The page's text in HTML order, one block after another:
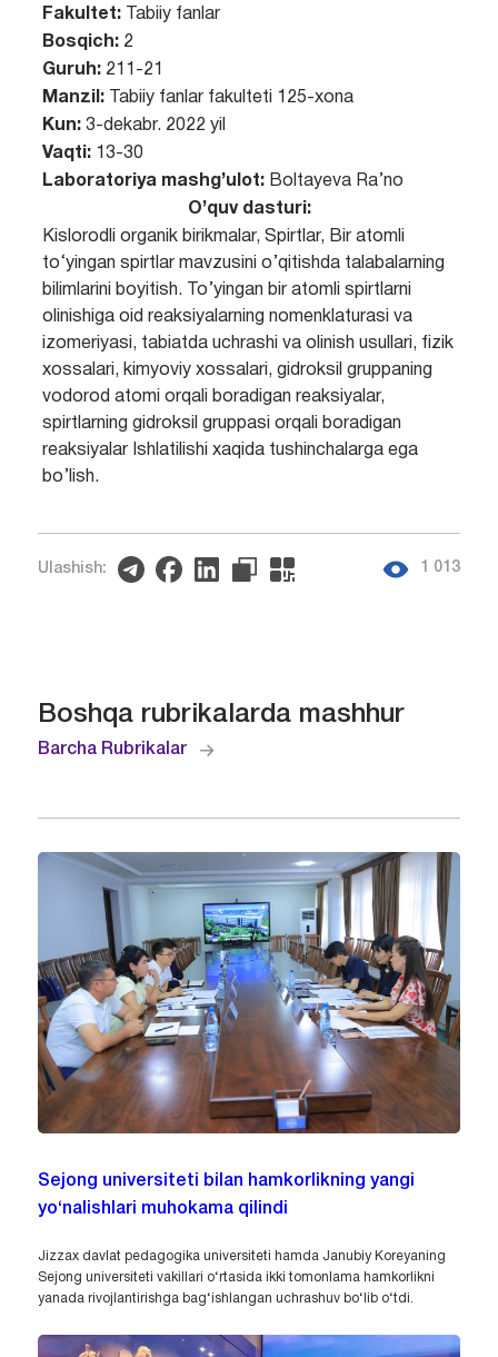
Fakultet:Tabiiy fanlar
Bosqich:2
Guruh:211-21
Manzil:Tabiiy fanlar fakulteti 125-xona
Kun: 3-dekabr. 2022 yil
Vaqti:13-30
Laboratoriya mashg’ulot:Boltayeva Ra’no
O’quv dasturi:
Kislorodli organik birikmalar, Spirtlar, Bir atomli
to‘yingan spirtlar mavzusini o’qitishda talabalarning
bilimlarini boyitish. To’yingan bir atomli spirtlarni
olinishiga oid reaksiyalarning nomenklaturasi va
izomeriyasi, tabiatda uchrashi va olinish usullari, fizik
xossalari, kimyoviy xossalari, gidroksil gruppaning
vodorod atomi orqali boradigan reaksiyalar,
spirtlarning gidroksil gruppasi orqali boradigan
reaksiyalar Ishlatilishi xaqida tushinchalarga ega
bo’lish.
Ulashish: 1 013
Boshqa rubrikalarda mashhur
Barcha Rubrikalar
Sejong universiteti bilan hamkorlikning yangi
yo‘nalishlari muhokama qilindi
Jizzax davlat pedagogika universiteti hamda Janubiy Koreyaning
Sejong universiteti vakillari o‘rtasida ikki tomonlama hamkorlikni
yanada rivojlantirishga bag‘ishlangan uchrashuv bo‘lib o‘tdi.